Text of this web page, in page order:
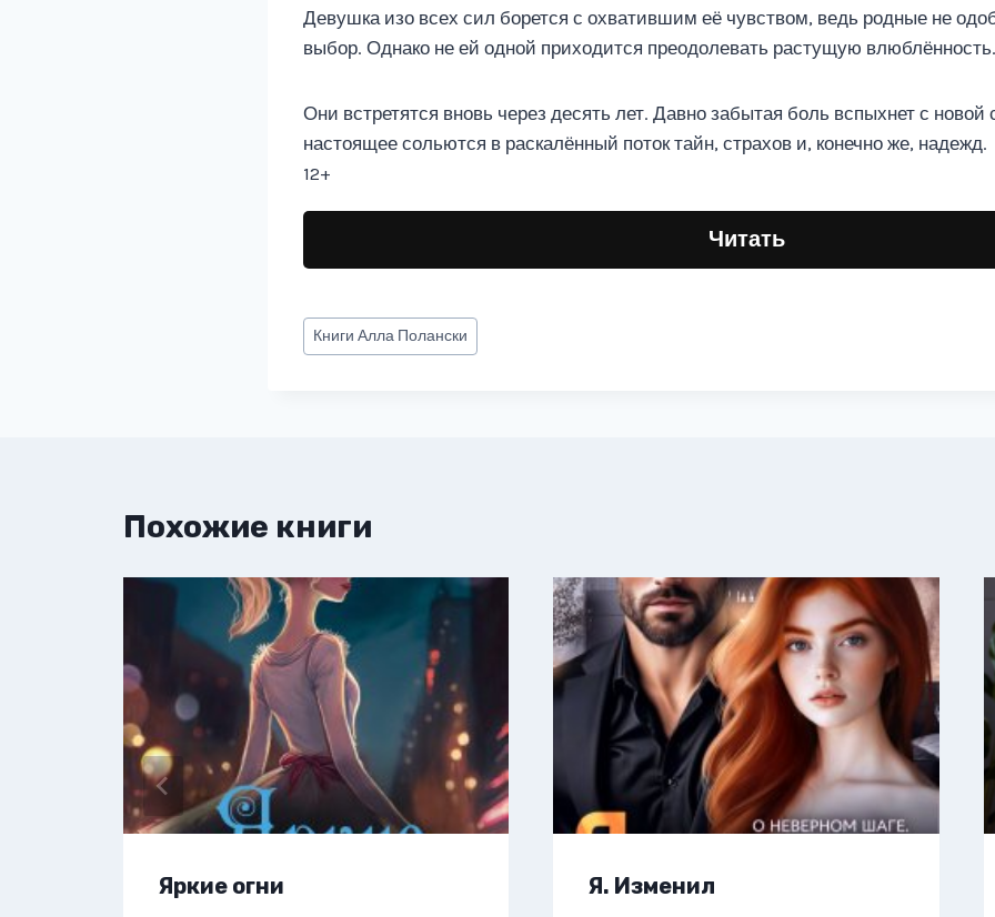
Девушка изо всех сил борется с охватившим её чувством, ведь родные не
выбор. Однако не ей одной приходится преодолевать растущую влюблённость.
Они встретятся вновь через десять лет. Давно забытая боль вспыхнет с
настоящее сольются в раскалённый поток тайн, страхов и, конечно же, надежд.
12+
Читать
Метки
записи:
КнигиАлла Полански
Похожие книги
Яркие огни Я. Изменил